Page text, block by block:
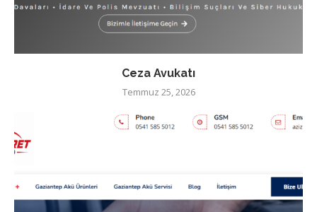
Ceza Avukatı
Temmuz 25, 2026